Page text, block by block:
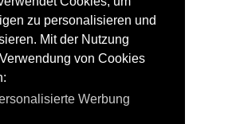
zu personalisieren und
Mit der Nutzung
von Cookies
Werbung